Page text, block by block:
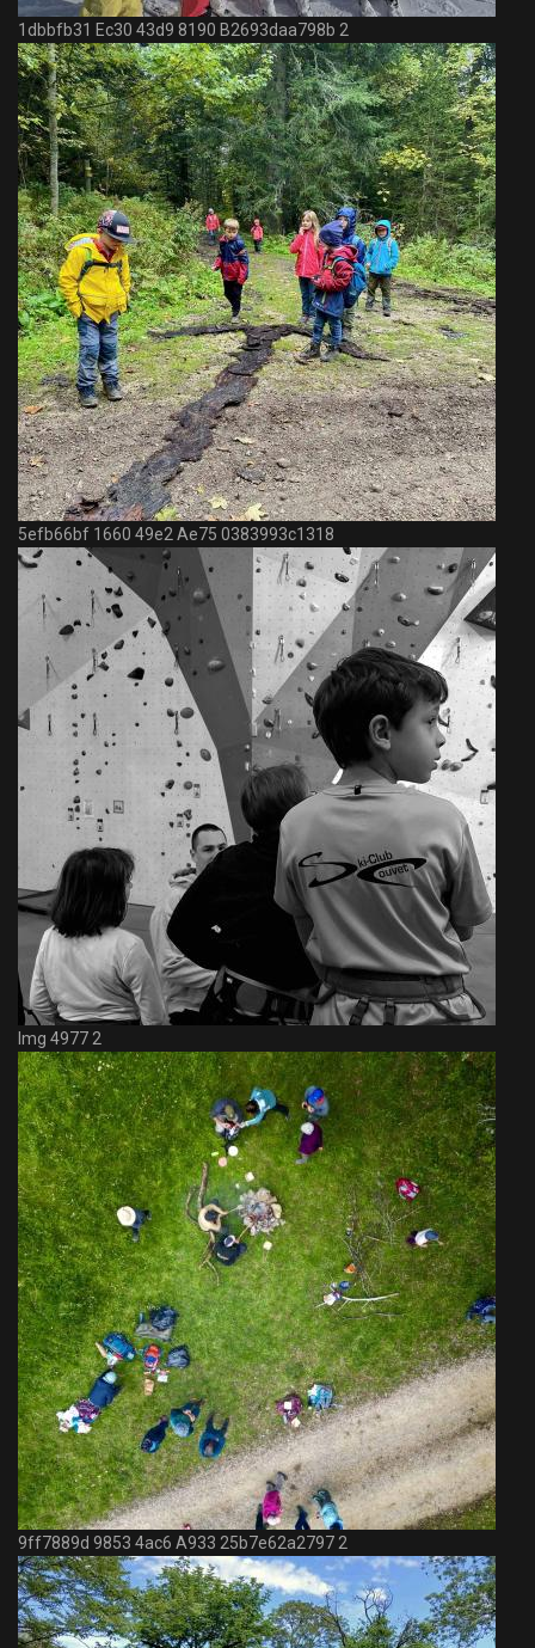
1dbbfb31 Ec30 43d9 8190 B2693daa798b 2
5efb66bf 1660 49e2 Ae75 0383993c1318
Img 4977 2
9ff7889d 9853 4ac6 A933 25b7e62a2797 2